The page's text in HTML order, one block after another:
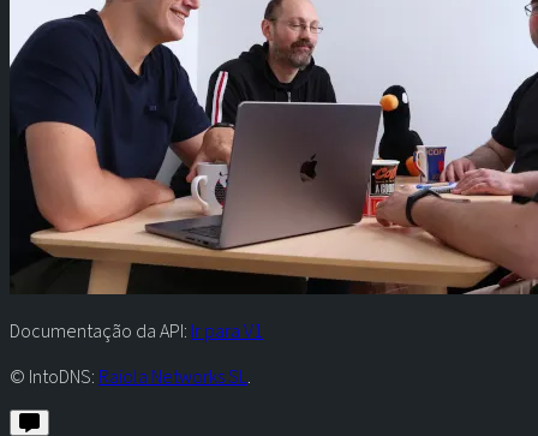
Documentação da API: Ir para V1
© IntoDNS: Raiola Networks SL.